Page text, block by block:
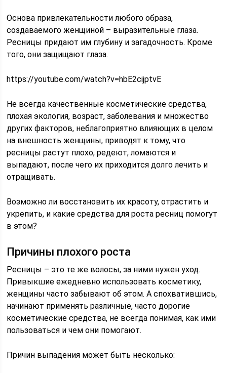
Основа привлекательности любого образа,
создаваемого женщиной – выразительные глаза.
Ресницы придают им глубину и загадочность. Кроме
того, они защищают глаза.
https://youtube.com/watch?v=hbE2cijptvE
Не всегда качественные косметические средства,
плохая экология, возраст, заболевания и множество
других факторов, неблагоприятно влияющих в целом
на внешность женщины, приводят к тому, что
ресницы растут плохо, редеют, ломаются и
выпадают, после чего их приходится долго лечить и
отращивать.
Возможно ли восстановить их красоту, отрастить и
укрепить, и какие средства для роста ресниц помогут
в этом?
Причины плохого роста
Ресницы – это те же волосы, за ними нужен уход.
Привыкшие ежедневно использовать косметику,
женщины часто забывают об этом. А спохватившись,
начинают применять различные, часто дорогие
косметические средства, не всегда понимая, как ими
пользоваться и чем они помогают.
Причин выпадения может быть несколько: